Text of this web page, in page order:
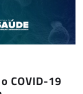
COVID-19